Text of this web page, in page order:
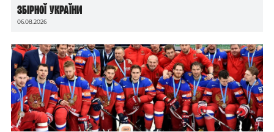
збірної України
06.08.2026